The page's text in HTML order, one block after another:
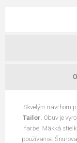
Skvelým návrhom
Tailor . Obuv je
farbe. Mäkká
používania.